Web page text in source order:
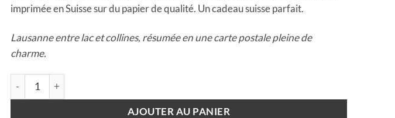
imprimée en Suisse sur du papier de qualité. Un cadeau suisse parfait.
Lausanne entre lac et collines, résumée en une carte postale pleine de
charme.
quantité de Carte postale - Lausanne
AJOUTER AU PANIER